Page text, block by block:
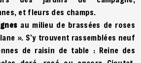
et fleurs des champs.
au milieu de brassées de roses
». S’y trouvent rassemblées neuf
de raisin de table : Reine des